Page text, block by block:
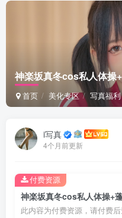
神楽坂真冬cos私人体操
首页 美化专区 写真福利
i写真
4个月前更新
神楽坂真冬cos私人体操+
此内容为付费资源，请付费
付费资源